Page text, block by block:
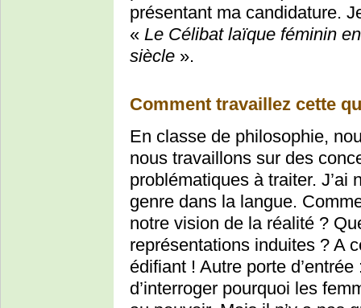
présentant ma candidature.
« Le Célibat laïque féminin
siècle ».
Comment travaillez cette
En classe de philosophie,
nous travaillons sur des
problématiques à traiter. J’ai
genre dans la langue.
notre vision de la réalité ?
représentations induites ? A
édifiant ! Autre porte
d’interroger pourquoi les